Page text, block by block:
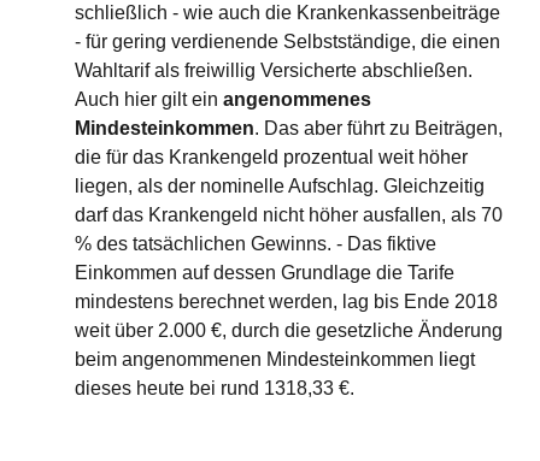
schließlich - wie auch die Krankenkassenbeiträge
- für gering verdienende Selbstständige, die einen
Wahltarif als freiwillig Versicherte abschließen.
Auch hier gilt einangenommenes
Mindesteinkommen. Das aber führt zu Beiträgen,
die für das Krankengeld prozentual weit höher
liegen, als der nominelle Aufschlag. Gleichzeitig
darf das Krankengeld nicht höher ausfallen, als 70
% des tatsächlichen Gewinns. - Das fiktive
Einkommen auf dessen Grundlage die Tarife
mindestens berechnet werden, lag bis Ende 2018
weit über 2.000 €, durch die gesetzliche Änderung
beim angenommenen Mindesteinkommen liegt
dieses heute bei rund 1318,33 €.